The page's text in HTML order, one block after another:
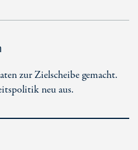
zur Zielscheibe gemacht.
neu aus.